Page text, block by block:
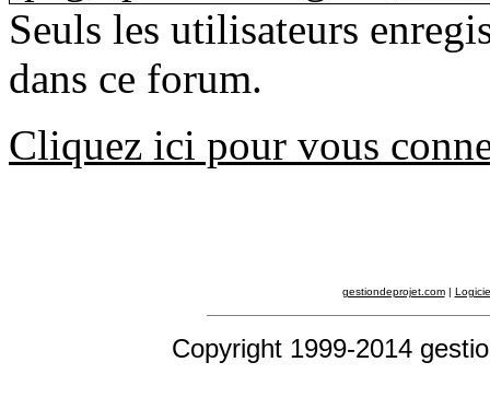
Seuls les utilisateurs
dans ce forum.
Cliquez ici pour vous
gestiondeprojet.com|
Copyright 1999-2014